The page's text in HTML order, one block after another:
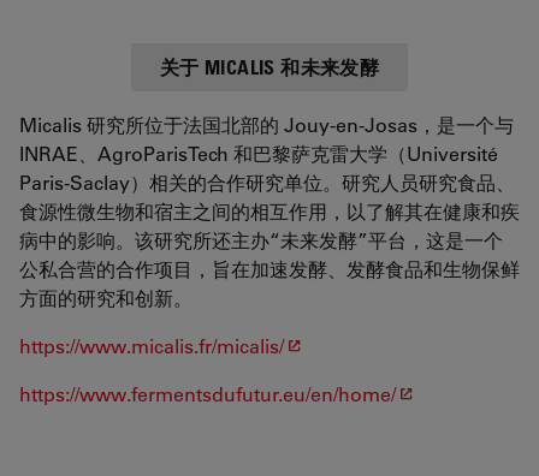
关于 MICALIS 和未来发酵
Micalis 研究所位于法国北部的 Jouy-en-Josas，是一个与
INRAE、AgroParisTech 和巴黎萨克雷大学（Université
Paris-Saclay）相关的合作研究单位。研究人员研究食品、
食源性微生物和宿主之间的相互作用，以了解其在健康和疾
病中的影响。该研究所还主办“未来发酵”平台，这是一个
公私合营的合作项目，旨在加速发酵、发酵食品和生物保鲜
方面的研究和创新。
https://www.micalis.fr/micalis/
https://www.fermentsdufutur.eu/en/home/